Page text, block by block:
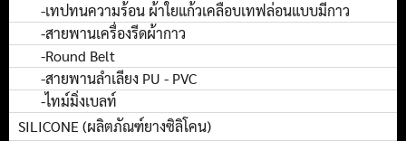
-เทปทนความร้อน ผ้าใยแก้วเคลือบเทฟล่อนแบบมีกาว
-สายพานเครื่องรีดผ้ากาว
-Round Belt
-สายพานลำเลียง PU - PVC
-ไทม์มิ่งเบลท์
SILICONE (ผลิตภัณฑ์ยางซิลิโคน)